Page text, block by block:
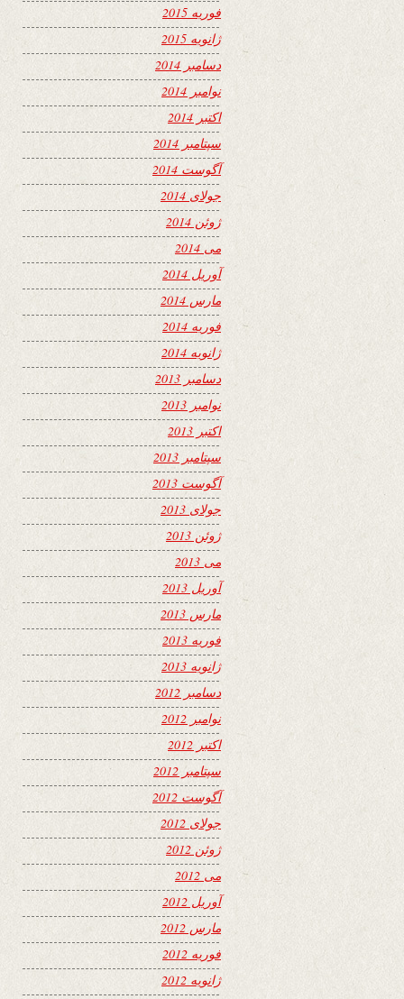
فوریه 2015
ژانویه 2015
دسامبر 2014
نوامبر 2014
اکتبر 2014
سپتامبر 2014
آگوست 2014
جولای 2014
ژوئن 2014
می 2014
آوریل 2014
مارس 2014
فوریه 2014
ژانویه 2014
دسامبر 2013
نوامبر 2013
اکتبر 2013
سپتامبر 2013
آگوست 2013
جولای 2013
ژوئن 2013
می 2013
آوریل 2013
مارس 2013
فوریه 2013
ژانویه 2013
دسامبر 2012
نوامبر 2012
اکتبر 2012
سپتامبر 2012
آگوست 2012
جولای 2012
ژوئن 2012
می 2012
آوریل 2012
مارس 2012
فوریه 2012
ژانویه 2012